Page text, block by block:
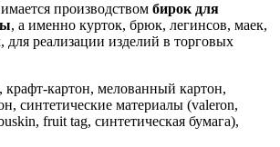
производством бирок для
, а именно курток, брюк, легинсов, маек,
реализации изделий в торговых
крафт-картон, мелованный картон,
синтетические материалы (valeron,
fruit tag, синтетическая бумага),